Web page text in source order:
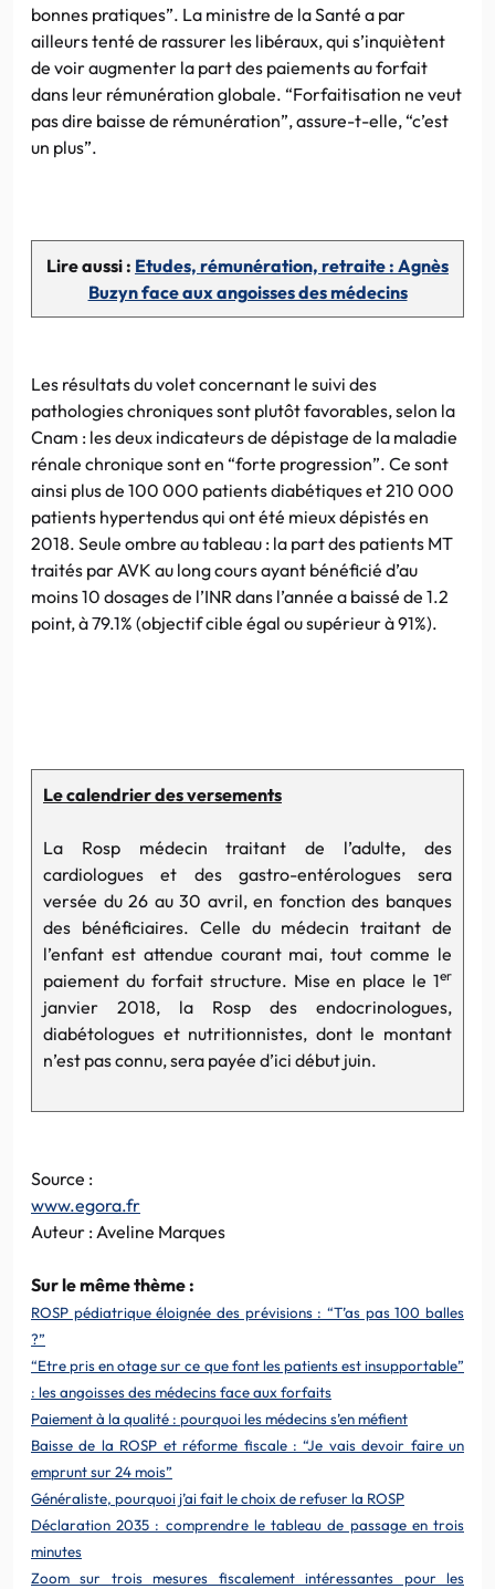
bonnes pratiques”. La ministre de la Santé a par
ailleurs tenté de rassurer les libéraux, qui s’inquiètent
de voir augmenter la part des paiements au forfait
dans leur rémunération globale. “Forfaitisation ne veut
pas dire baisse de rémunération”, assure-t-elle, “c’est
un plus”.
Lire aussi : Etudes, rémunération, retraite : Agnès
Buzyn face aux angoisses des médecins
Les résultats du volet concernant le suivi des
pathologies chroniques sont plutôt favorables, selon la
Cnam : les deux indicateurs de dépistage de la maladie
rénale chronique sont en “forte progression”. Ce sont
ainsi plus de 100 000 patients diabétiques et 210 000
patients hypertendus qui ont été mieux dépistés en
2018. Seule ombre au tableau : la part des patients MT
traités par AVK au long cours ayant bénéficié d’au
moins 10 dosages de l’INR dans l’année a baissé de 1.2
point, à 79.1% (objectif cible égal ou supérieur à 91%).
Le calendrier des versements
La Rosp médecin traitant de l’adulte, des
cardiologues et des gastro-entérologues sera
versée du 26 au 30 avril, en fonction des banques
des bénéficiaires. Celle du médecin traitant de
l’enfant est attendue courant mai, tout comme le
paiement du forfait structure. Mise en place le 1er
janvier 2018, la Rosp des endocrinologues,
diabétologues et nutritionnistes, dont le montant
n’est pas connu, sera payée d’ici début juin.
Source :
www.egora.fr
Auteur : Aveline Marques
Sur le même thème :
ROSP pédiatrique éloignée des prévisions : “T’as pas 100 balles
?”
“Etre pris en otage sur ce que font les patients est insupportable”
: les angoisses des médecins face aux forfaits
Paiement à la qualité : pourquoi les médecins s’en méfient
Baisse de la ROSP et réforme fiscale : “Je vais devoir faire un
emprunt sur 24 mois”
Généraliste, pourquoi j’ai fait le choix de refuser la ROSP
Déclaration 2035 : comprendre le tableau de passage en trois
minutes
Zoom sur trois mesures fiscalement intéressantes pour les